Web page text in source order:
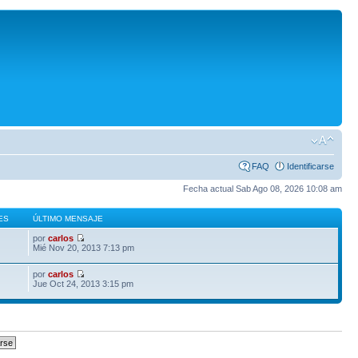
FAQ Identificarse
Fecha actual Sab Ago 08, 2026 10:08 am
ÚLTIMO MENSAJE
porcarlos
Mié Nov 20, 2013 7:13 pm
porcarlos
Jue Oct 24, 2013 3:15 pm